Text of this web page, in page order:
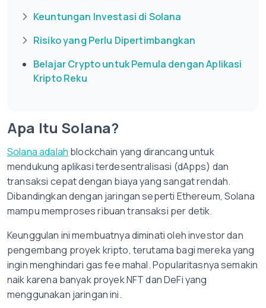
Keuntungan Investasi di Solana
Risiko yang Perlu Dipertimbangkan
Belajar Crypto untuk Pemula dengan Aplikasi
Kripto Reku
Apa Itu Solana?
Solana adalah blockchain yang dirancang untuk
mendukung aplikasi terdesentralisasi (dApps) dan
transaksi cepat dengan biaya yang sangat rendah.
Dibandingkan dengan jaringan seperti Ethereum, Solana
mampu memproses ribuan transaksi per detik.
Keunggulan ini membuatnya diminati oleh investor dan
pengembang proyek kripto, terutama bagi mereka yang
ingin menghindari gas fee mahal. Popularitasnya semakin
naik karena banyak proyek NFT dan DeFi yang
menggunakan jaringan ini.